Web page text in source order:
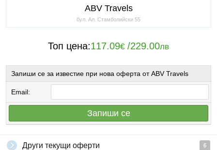
ABV Travels
бул. Ал. Стамболийски 55
Топ цена:117.09€ /229.00лв
Запиши се за известие при нова оферта от ABV Travels
Email:
Запиши се
Други текущи оферти 6